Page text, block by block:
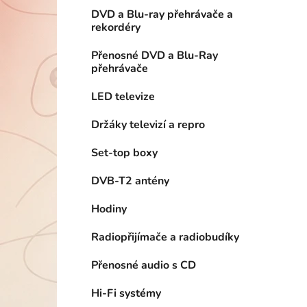
p
n
e
l
DVD a Blu-ray přehrávače a
rekordéry
Přenosné DVD a Blu-Ray
přehrávače
LED televize
Držáky televizí a repro
Set-top boxy
DVB-T2 antény
Hodiny
Radiopřijímače a radiobudíky
Přenosné audio s CD
Hi-Fi systémy